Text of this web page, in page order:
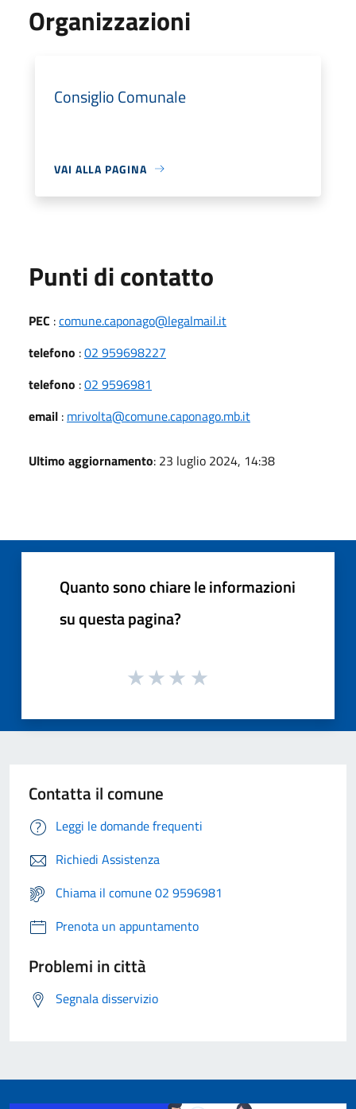
Organizzazioni
Consiglio Comunale
VAI ALLA PAGINA
Punti di contatto
PEC :comune.caponago@legalmail.it
telefono :02 959698227
telefono :02 9596981
email : mrivolta@comune.caponago.mb.it
Ultimo aggiornamento: 23 luglio 2024, 14:38
Quanto sono chiare le informazioni
su questa pagina?
Contatta il comune
Leggi le domande frequenti
Richiedi Assistenza
Chiama il comune 02 9596981
Prenota un appuntamento
Problemi in città
Segnala disservizio